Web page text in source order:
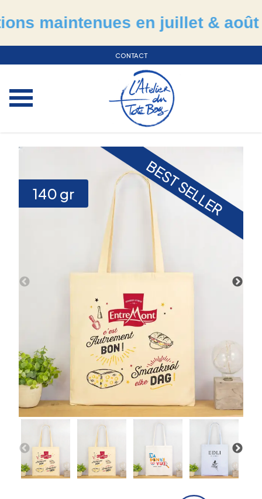
en juillet & août
CONTACT
140 gr BEST SELLER